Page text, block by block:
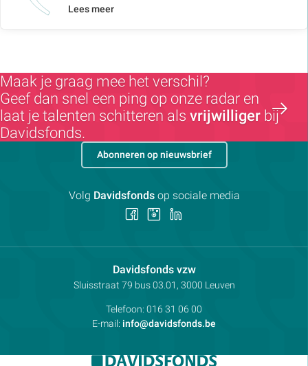
Lees meer
Maak je graag mee het verschil?
Geef dan snel een ping op onze radar en
laat je talenten schitteren als vrijwilliger bij
Davidsfonds.
Davidsfonds vzwContactpersoon:
Adres:
Sluisstraat 79 bus 03.01, 3000 Leuven
Telefoon: 016 31 06 00
E-mail: info@davidsfonds.be
Abonneren op nieuwsbrief
Volg Davidsfondsop sociale media
Volg Volg